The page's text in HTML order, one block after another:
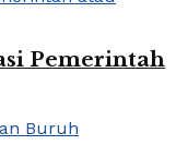
Pemerintah